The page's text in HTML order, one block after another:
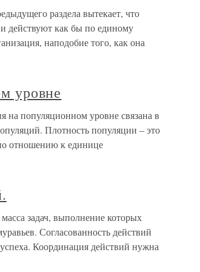
раздела вытекает, что
действуют как бы по единому
наподобие того, как она
уровне
на популяционном уровне связана в
Плотность популяции – это
отношению к единице
задач, выполнение которых
Согласованность действий
Координация действий нужна